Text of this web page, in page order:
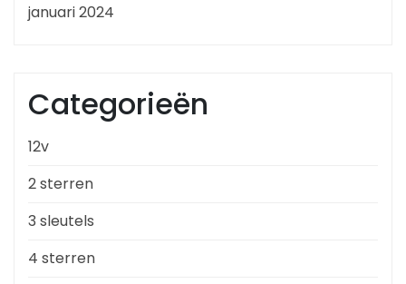
januari 2024
Categorieën
12v
2 sterren
3 sleutels
4 sterren